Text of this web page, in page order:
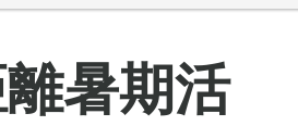
暑期活